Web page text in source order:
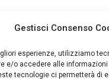
Gestisci Consenso
esperienze, utilizziamo
e/o accedere alle informazioni
tecnologie ci permetterà di